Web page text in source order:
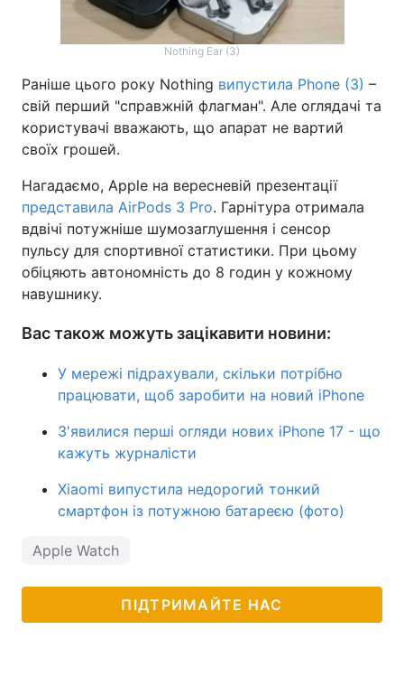
Nothing Ear (3)
Раніше цього року Nothing випустила Phone (3) –
свій перший "справжній флагман". Але оглядачі та
користувачі вважають, що апарат не вартий
своїх грошей.
Нагадаємо, Apple на вересневій презентації
представила AirPods 3 Pro. Гарнітура отримала
вдвічі потужніше шумозаглушення і сенсор
пульсу для спортивної статистики. При цьому
обіцяють автономність до 8 годин у кожному
навушнику.
Вас також можуть зацікавити новини:
У мережі підрахували, скільки потрібно
працювати, щоб заробити на новий iPhone
З'явилися перші огляди нових iPhone 17 - що
кажуть журналісти
Xiaomi випустила недорогий тонкий
смартфон із потужною батареєю (фото)
Apple Watch
ПІДТРИМАЙТЕ НАС